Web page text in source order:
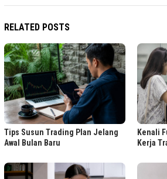
RELATED POSTS
Tips Susun Trading Plan Jelang
Awal Bulan Baru
Kenali
Kerja